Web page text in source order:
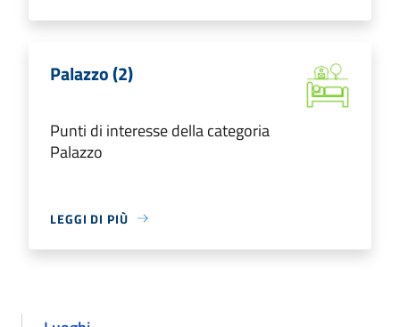
Palazzo (2)
Punti di interesse della categoria
Palazzo
LEGGI DI PIÙ